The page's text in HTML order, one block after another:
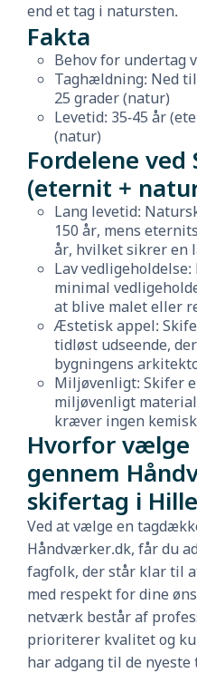
end et tag i natursten.
Fakta
Behov for undertag
Taghældning: Ned
25 grader (natur)
Levetid: 35-45 år
(natur)
Fordelene
(eternit +
Lang levetid:
150 år, mens
år, hvilket sikrer en
Lav
minimal
at blive malet eller
Æstetisk appel:
tidløst udseende,
bygningens
Miljøvenligt: Skifer
miljøvenligt
kræver ingen
Hvorfor
gennem
skifertag i
Ved at vælge en
Håndværker.dk, får du
fagfolk, der står klar til
med respekt for dine
netværk består af
prioriterer kvalitet og
har adgang til de